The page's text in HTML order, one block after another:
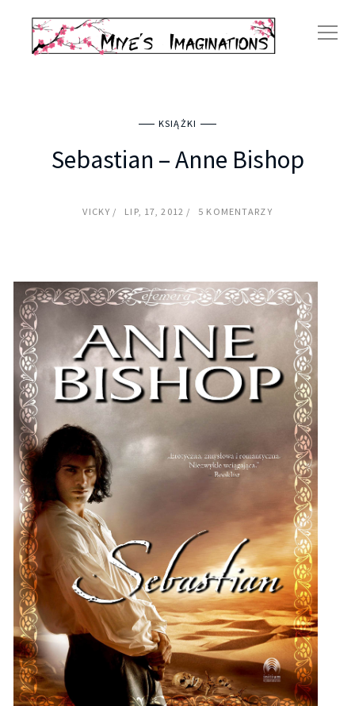
KSIĄŻKI
Sebastian – Anne Bishop
VICKY LIP, 17, 2012 5 KOMENTARZY